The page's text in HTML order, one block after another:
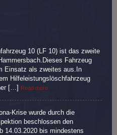
10 (LF 10) ist das zweite
Fahrzeug
Einsatz als zweites aus.In
Hilfeleistungslöschfahrzeug
[…] Read more
Krise wurde durch die
beschlossen den
14.03.2020 bis mindestens